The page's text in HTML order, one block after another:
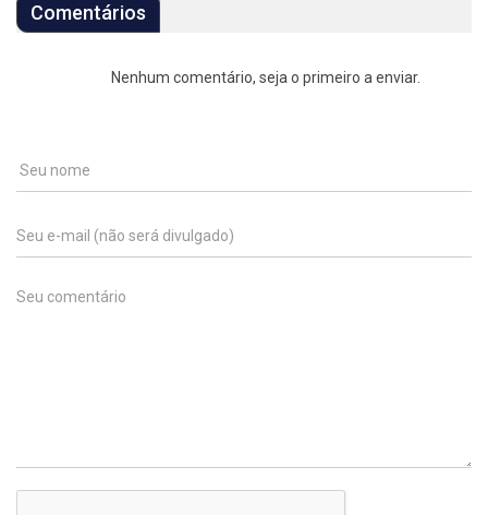
Comentários
Nenhum comentário, seja o primeiro a enviar.